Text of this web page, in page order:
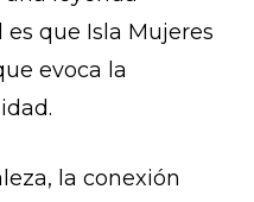
que Isla Mujeres
evoca la
la conexión